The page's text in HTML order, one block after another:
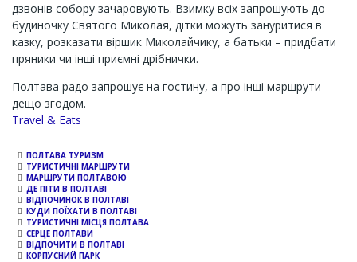
дзвонів собору зачаровують. Взимку всіх запрошують до
будиночку Святого Миколая, дітки можуть зануритися в
казку, розказати віршик Миколайчику, а батьки – придбати
пряники чи інші приємні дрібнички.
Полтава радо запрошує на гостину, а про інші маршрути –
дещо згодом.
Channel
Travel & Eats
ПОЛТАВА ТУРИЗМ
ТУРИСТИЧНІ МАРШРУТИ
МАРШРУТИ ПОЛТАВОЮ
ДЕ ПІТИ В ПОЛТАВІ
ВІДПОЧИНОК В ПОЛТАВІ
КУДИ ПОЇХАТИ В ПОЛТАВІ
ТУРИСТИЧНІ МІСЦЯ ПОЛТАВА
СЕРЦЕ ПОЛТАВИ
ВІДПОЧИТИ В ПОЛТАВІ
КОРПУСНИЙ ПАРК